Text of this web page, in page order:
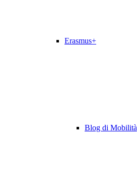
Erasmus+
Blog di Mobilità